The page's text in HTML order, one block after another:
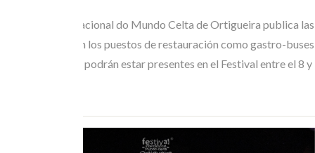
El Festival Internacional do Mundo Celta de Ortigueira publica las
bases que regulan los puestos de restauración como gastro-buses
o foodtrucks que podrán estar presentes en el Festival entre el 8 y